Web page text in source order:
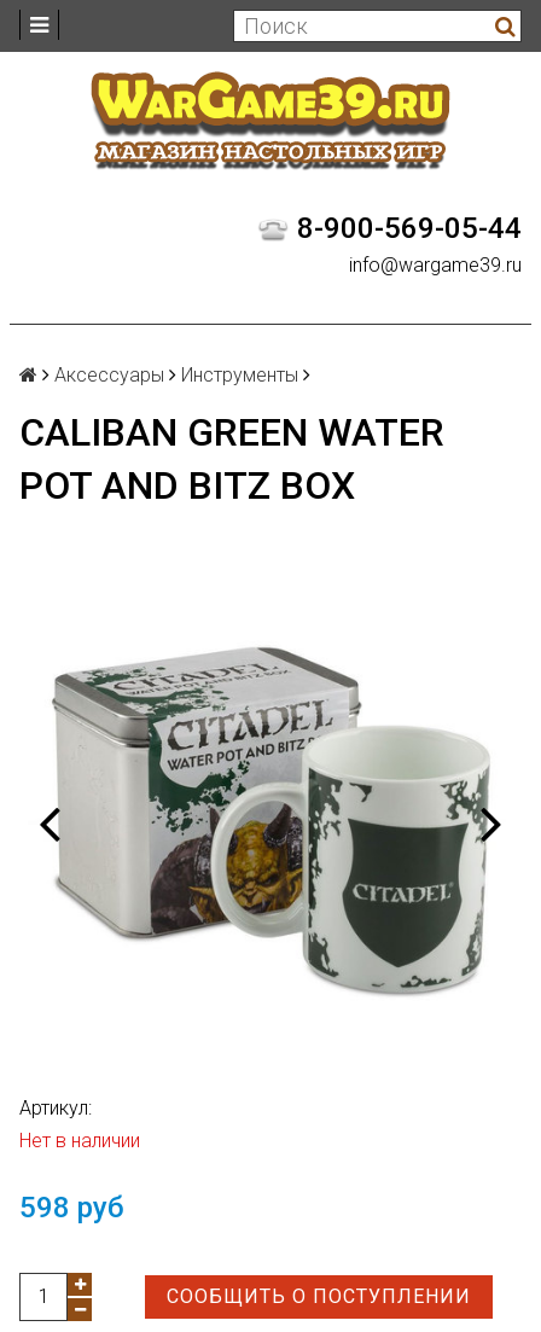
8-900-569-05-44
info@wargame39.ru
Аксессуары Инструменты
CALIBAN GREEN WATER
POT AND BITZ BOX
Артикул:
Нет в наличии
598 руб
СООБЩИТЬ О ПОСТУПЛЕНИИ